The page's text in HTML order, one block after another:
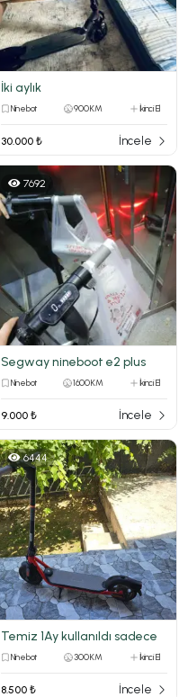
İki aylık
Ninebot 900 KM İkinci El
30.000 ₺ İncele
7692
Segway nineboot e2 plus
Ninebot 1600 KM İkinci El
9.000 ₺ İncele
6444
Temiz 1Ay kullanıldı sadece
Ninebot 300 KM İkinci El
8.500 ₺ İncele